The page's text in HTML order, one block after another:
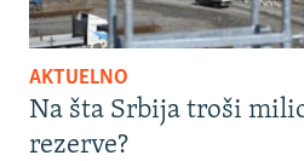
AKTUELNO
Na šta Srbija troši
rezerve?